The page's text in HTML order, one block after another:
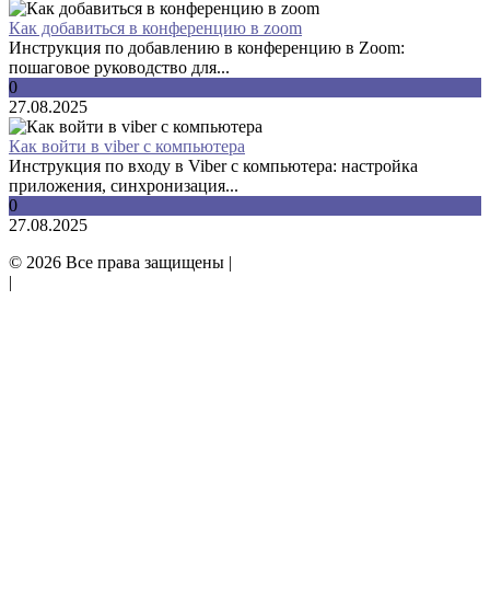
Как добавиться в конференцию в zoom
Инструкция по добавлению в конференцию в Zoom:
пошаговое руководство для...
0
27.08.2025
Как войти в viber с компьютера
Инструкция по входу в Viber с компьютера: настройка
приложения, синхронизация...
0
27.08.2025
© 2026 Все права защищены |
|